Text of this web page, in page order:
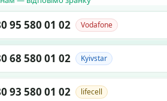
95 580 01 02 Vodafone
68 580 01 02 Kyivstar
93 580 01 02 lifecell